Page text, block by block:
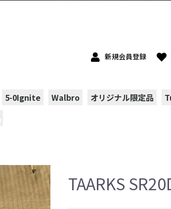
新規会員登録
5-0Ignite Walbro オリジナル限定品
TAARKS